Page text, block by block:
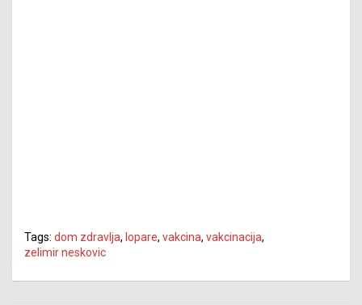
Tags: dom zdravlja, lopare, vakcina, vakcinacija,
zelimir neskovic